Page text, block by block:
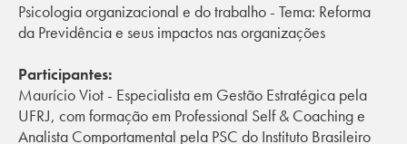
Psicologia organizacional e do trabalho - Tema: Reforma
da Previdência e seus impactos nas organizações
Participantes:
Maurício Viot - Especialista em Gestão Estratégica pela
UFRJ, com formação em Professional Self & Coaching e
Analista Comportamental pela PSC do Instituto Brasileiro